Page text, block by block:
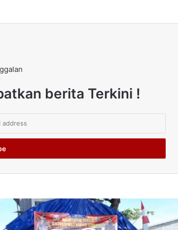
berita Terkini !